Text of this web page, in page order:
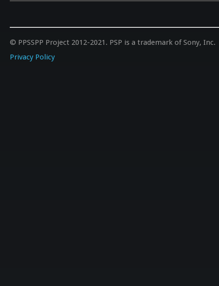
© PPSSPP Project 2012-2021. PSP is a trademark of Sony, Inc.
Privacy Policy